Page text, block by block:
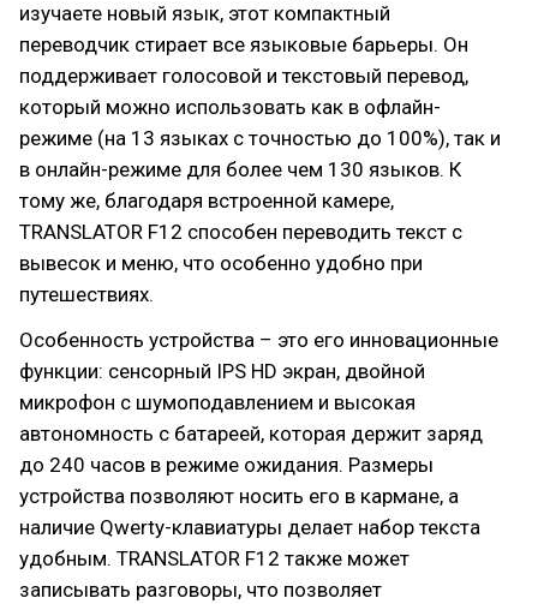
изучаете новый язык, этот компактный
переводчик стирает все языковые барьеры. Он
поддерживает голосовой и текстовый перевод,
который можно использовать как в офлайн-
режиме (на 13 языках с точностью до 100%), так и
в онлайн-режиме для более чем 130 языков. К
тому же, благодаря встроенной камере,
TRANSLATOR F12 способен переводить текст с
вывесок и меню, что особенно удобно при
путешествиях.
Особенность устройства – это его инновационные
функции: сенсорный IPS HD экран, двойной
микрофон с шумоподавлением и высокая
автономность с батареей, которая держит заряд
до 240 часов в режиме ожидания. Размеры
устройства позволяют носить его в кармане, а
наличие Qwerty-клавиатуры делает набор текста
удобным. TRANSLATOR F12 также может
записывать разговоры, что позволяет